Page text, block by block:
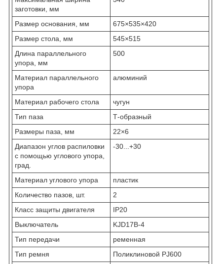
заготовки, мм
Размер основания, мм
675×535×420
Размер стола, мм
545×515
Длина параллельного
упора, мм
500
Материал параллельного
упора
алюминий
Материал рабочего стола
чугун
Тип паза
Т-образный
Размеры паза, мм
22×6
Диапазон углов распиловки
с помощью углового упора,
град.
-30...+30
Материал углового упора
пластик
Количество пазов, шт.
2
Класс защиты двигателя
IP20
Выключатель
KJD17B-4
Тип передачи
ременная
Тип ремня
Поликлиновой PJ600